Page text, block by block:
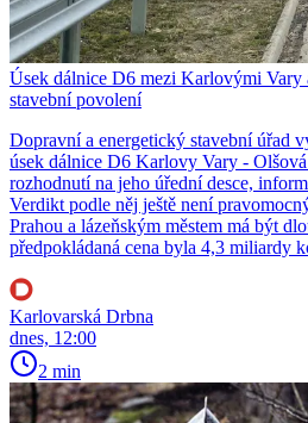
Úsek dálnice D6 mezi Karlovými Vary
stavební povolení
Dopravní a energetický stavební úřad
úsek dálnice D6 Karlovy Vary -
rozhodnutí na jeho úřední desce,
Verdikt podle něj ještě není
Prahou a lázeňským městem má být
předpokládaná cena byla 4,3 miliardy
Karlovarská Drbna
dnes, 12:00
2 min